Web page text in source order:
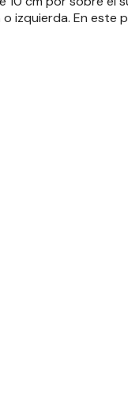
izquierda. En